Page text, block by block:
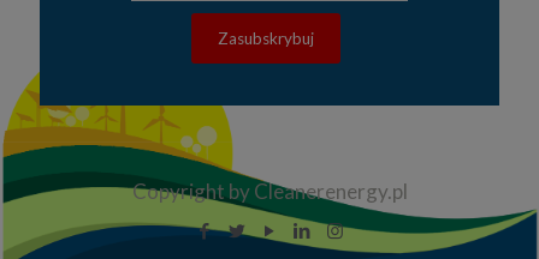
Copyright by Cleanerenergy.pl